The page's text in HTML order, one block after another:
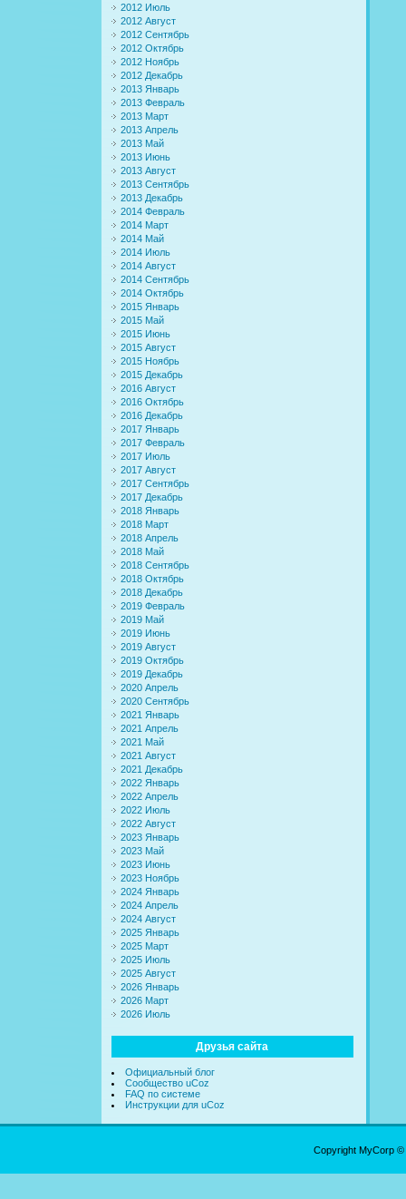
2012 Июль
2012 Август
2012 Сентябрь
2012 Октябрь
2012 Ноябрь
2012 Декабрь
2013 Январь
2013 Февраль
2013 Март
2013 Апрель
2013 Май
2013 Июнь
2013 Август
2013 Сентябрь
2013 Декабрь
2014 Февраль
2014 Март
2014 Май
2014 Июль
2014 Август
2014 Сентябрь
2014 Октябрь
2015 Январь
2015 Май
2015 Июнь
2015 Август
2015 Ноябрь
2015 Декабрь
2016 Август
2016 Октябрь
2016 Декабрь
2017 Январь
2017 Февраль
2017 Июль
2017 Август
2017 Сентябрь
2017 Декабрь
2018 Январь
2018 Март
2018 Апрель
2018 Май
2018 Сентябрь
2018 Октябрь
2018 Декабрь
2019 Февраль
2019 Май
2019 Июнь
2019 Август
2019 Октябрь
2019 Декабрь
2020 Апрель
2020 Сентябрь
2021 Январь
2021 Апрель
2021 Май
2021 Август
2021 Декабрь
2022 Январь
2022 Апрель
2022 Июль
2022 Август
2023 Январь
2023 Май
2023 Июнь
2023 Ноябрь
2024 Январь
2024 Апрель
2024 Август
2025 Январь
2025 Март
2025 Июль
2025 Август
2026 Январь
2026 Март
2026 Июль
Друзья сайта
Официальный блог
Сообщество uCoz
FAQ по системе
Инструкции для uCoz
Copyright MyCorp ©